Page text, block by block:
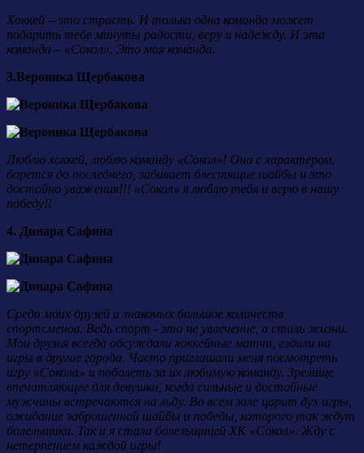
Хоккей – это страсть. И только одна команда может
подарить тебе минуты радости, веру и надежду. И эта
команда – «Сокол». Это моя команда.
3.Вероника Щербакова
Люблю хоккей, люблю команду «Сокол»! Она с характером,
борется до последнего, забивает блестящие шайбы и это
достойно уважения!!! «Сокол» я люблю тебя и верю в нашу
победу!!
4. Динара Сафина
Среди моих друзей и знакомых большое количеств
спортсменов. Ведь спорт - это не увлечение, а стиль жизни.
Мои друзья всегда обсуждали хоккейные матчи, ездили на
игры в другие города. Часто приглашали меня посмотреть
игру «Сокола» и поболеть за их любимую команду. Зрелище
впечатляющее для девушки, когда сильные и достойные
мужчины встречаются на льду. Во всем зале царит дух игры,
ожидание заброшенной шайбы и победы, которого так ждут
болельщики. Так и я стала болельщицей ХК «Сокол». Жду с
нетерпением каждой игры!